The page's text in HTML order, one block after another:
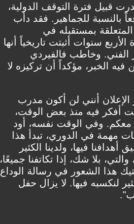
قبيل فترة التوقف الدولية،
بالنسبة للجماهير. فقد دأب
بمستقبله في
سنوات أثبتت تاريخياً أنها
الفني. وخاطب فالفيردي
الخبر، مؤكداً أن تركيزه لا
أنني لن أكون مدرب
أفكر فيه منذ بعض الوقت،
معكم. وفي الوقت نفسه، أود
مهمة في الدوري، تبدأ هذا
فيها، ولدينا الكثير
بلا شك، إذا تكاتفنا جميعًا،
هذا الشعور في رسالة الوداع
لنكسبه فيها. لا يزال حفل